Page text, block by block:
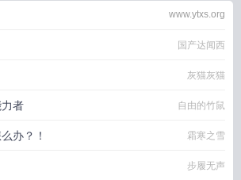
www.ytxs.org
国产达闻西
灰猫灰猫
者 自由的竹鼠
办？！ 霜寒之雪
步履无声